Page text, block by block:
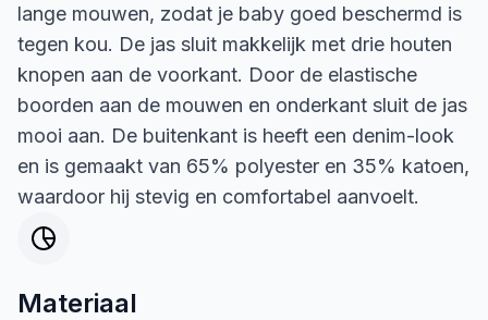
lange mouwen, zodat je baby goed beschermd is
tegen kou. De jas sluit makkelijk met drie houten
knopen aan de voorkant. Door de elastische
boorden aan de mouwen en onderkant sluit de jas
mooi aan. De buitenkant is heeft een denim-look
en is gemaakt van 65% polyester en 35% katoen,
waardoor hij stevig en comfortabel aanvoelt.
Materiaal